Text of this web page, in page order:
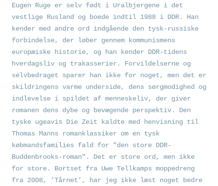
Eugen Ruge er selv født i Uralbjergene i det
vestlige Rusland og boede indtil 1988 i DDR. Han
kender med andre ord indgående den tysk-russiske
forbindelse, der løber gennem kommunismens
europæiske historie, og han kender DDR-tidens
hverdagsliv og trakasserier. Forvildelserne og
selvbedraget sparer han ikke for noget, men det er
skildringens varme underside, dens sørgmodighed og
indlevelse i spildet af menneskeliv, der giver
romanen dens dybe og bevægende perspektiv. Den
tyske ugeavis Die Zeit kaldte med henvisning til
Thomas Manns romanklassiker om en tysk
købmandsfamilies fald for ”den store DDR-
Buddenbrooks-roman”. Det er store ord, men ikke
for store. Bortset fra Uwe Tellkamps moppedreng
fra 2008, ’Tårnet’, har jeg ikke læst noget bedre